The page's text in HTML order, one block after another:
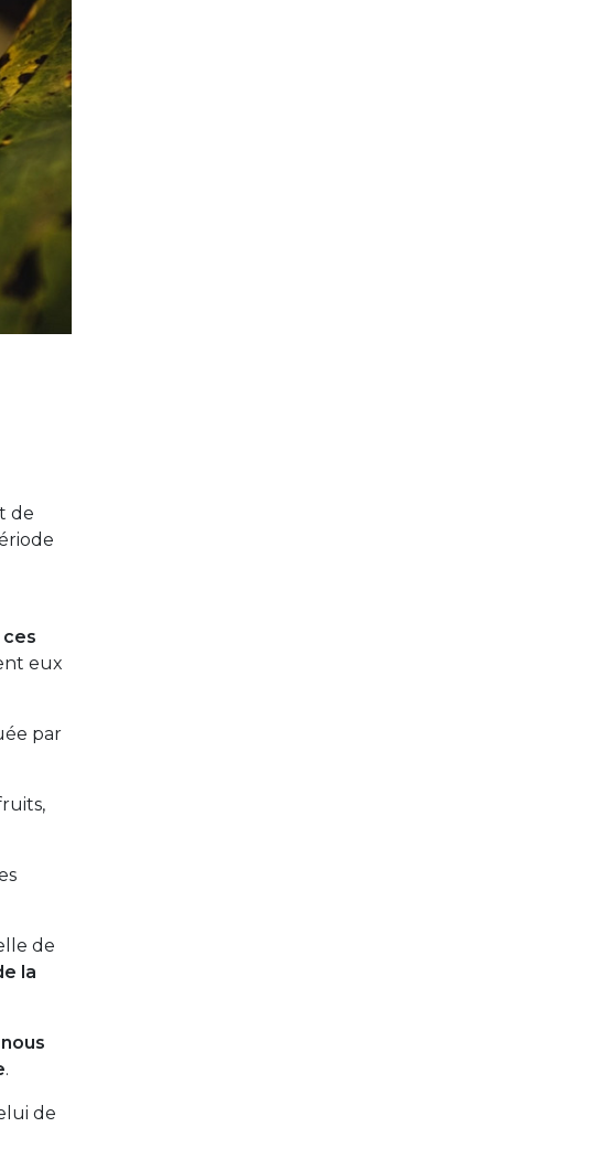
de
eux
par
de
la
.
de